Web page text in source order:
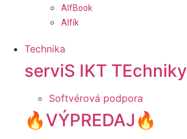
AlfBook
Alfík
Technika
serviS IKT TEchniky
Softvérová podpora
🔥VÝPREDAJ🔥